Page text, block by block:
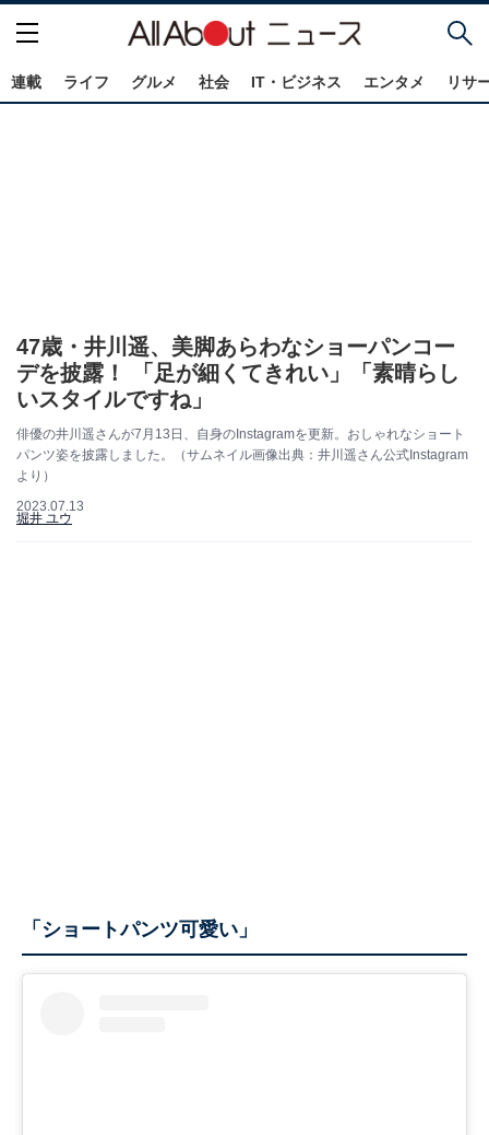
連載 ライフ グルメ 社会 IT・ビジネス エンタメ リサ
47歳・井川遥、美脚あらわなショーパンコー
デを披露！ 「足が細くてきれい」「素晴らし
いスタイルですね」
俳優の井川遥さんが7月13日、自身のInstagramを更新。おしゃれなショート
パンツ姿を披露しました。（サムネイル画像出典：井川遥さん公式Instagram
より）
2023.07.13
堀井 ユウ
「ショートパンツ可愛い」